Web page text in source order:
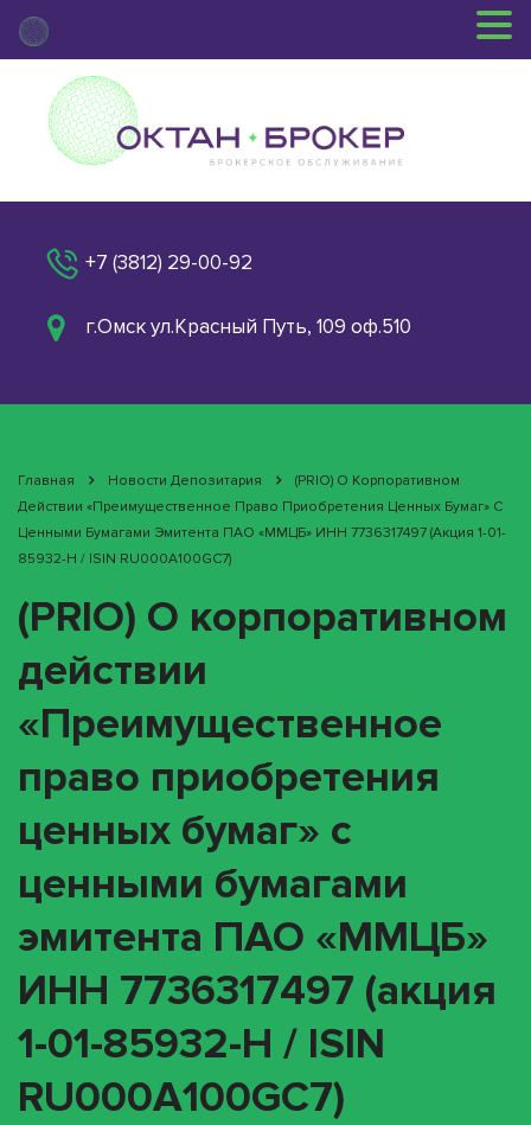
+7 (3812) 29-00-92
г.Омск ул.Красный Путь, 109 оф.510
Главная Новости Депозитария
(PRIO) О Корпоративном
Действии «Преимущественное Право Приобретения Ценных Бумаг» С
Ценными Бумагами Эмитента ПАО «ММЦБ» ИНН 7736317497 (акция 1-01-
85932-H / ISIN RU000A100GC7)
(PRIO) О корпоративном
действии
«Преимущественное
право приобретения
ценных бумаг» с
ценными бумагами
эмитента ПАО «ММЦБ»
ИНН 7736317497 (акция
1-01-85932-H / ISIN
RU000A100GC7)